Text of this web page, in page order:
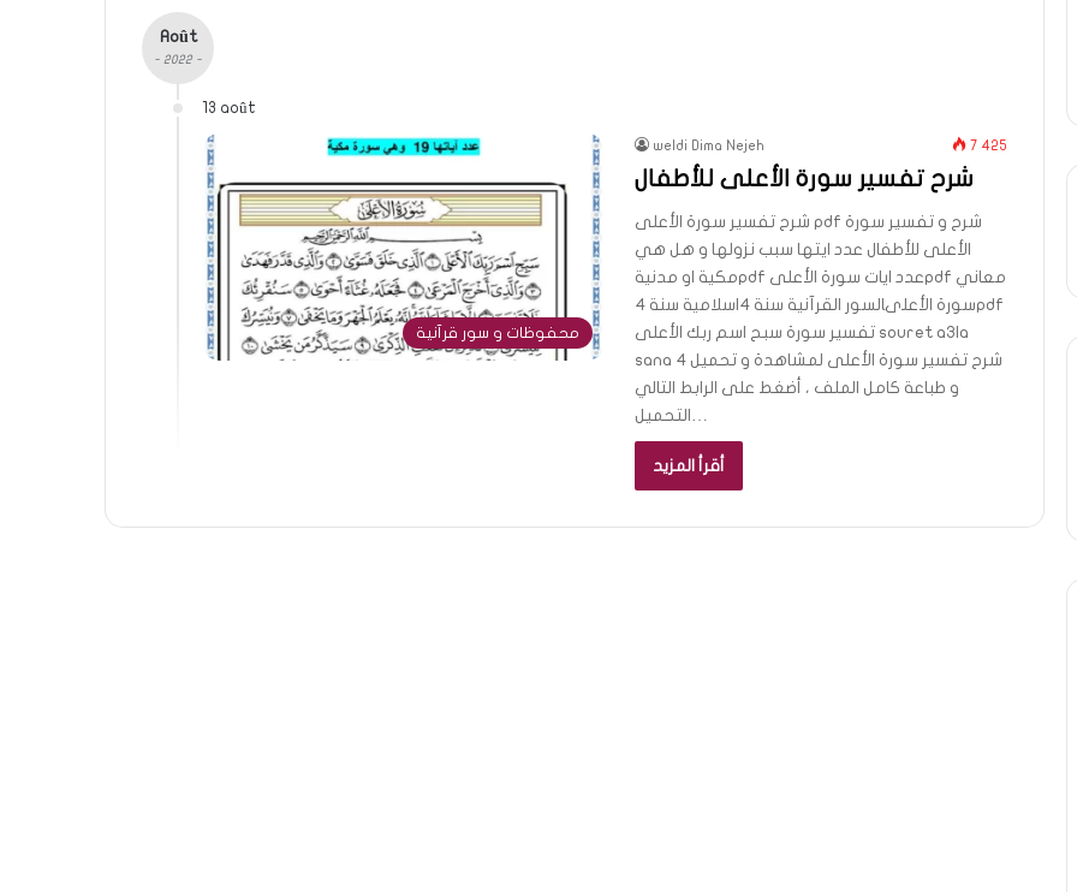
Août
- 2022 -
13 août
محفوظات و سور قرآنية
weldi Dima Nejeh 7 425
شرح تفسير سورة الأعلى للأطفال
شرح تفسير سورة الأعلى pdf شرح و تفسير سورة
الأعلى للأطفال عدد ايتها سبب نزولها و هل هي
مكية او مدنيةpdf عدد ايات سورة الأعلىpdf معاني
سورة الأعلىالسور القرآنية سنة 4اسلامية سنة 4pdf
تفسير سورة سبح اسم ربك الأعلى souret a3la
sana 4 شرح تفسير سورة الأعلى لمشاهدة و تحميل
و طباعة كامل الملف ، أضغط على الرابط التالي
التحميل…
أقرأ المزيد